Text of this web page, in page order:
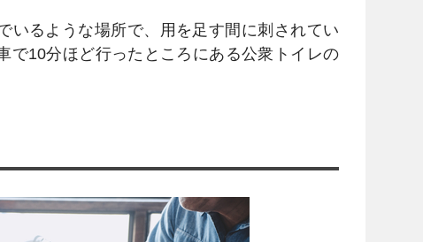
るような場所で、用を足す間に刺されてい
で10分ほど行ったところにある公衆トイレの